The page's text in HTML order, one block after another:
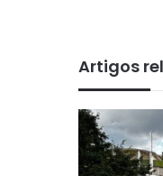
Artigos